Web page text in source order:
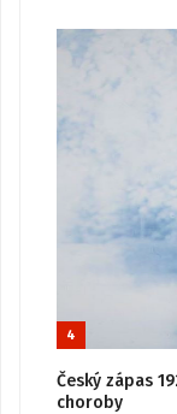
4
Český zápas
choroby